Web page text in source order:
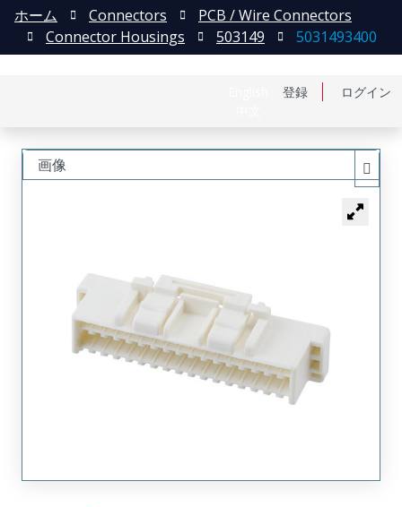
登録 ログイン
ホーム Connectors
PCB / Wire Connectors
Connector Housings
503149 5031493400
画像